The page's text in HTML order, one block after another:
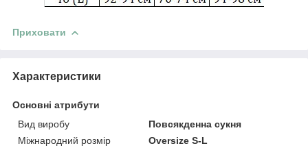
Приховати
Характеристики
Основні атрибути
Вид виробу
Повсякденна сукня
Міжнародний розмір
Oversize S-L